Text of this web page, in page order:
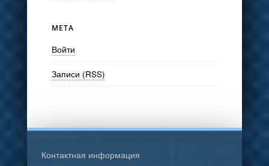
МЕТА
Войти
Записи (RSS)
Контактная информация